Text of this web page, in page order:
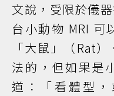
文說，受限於儀
台小動物 MRI 可
「大鼠」（Rat
法的，但如果是
道：「看體型